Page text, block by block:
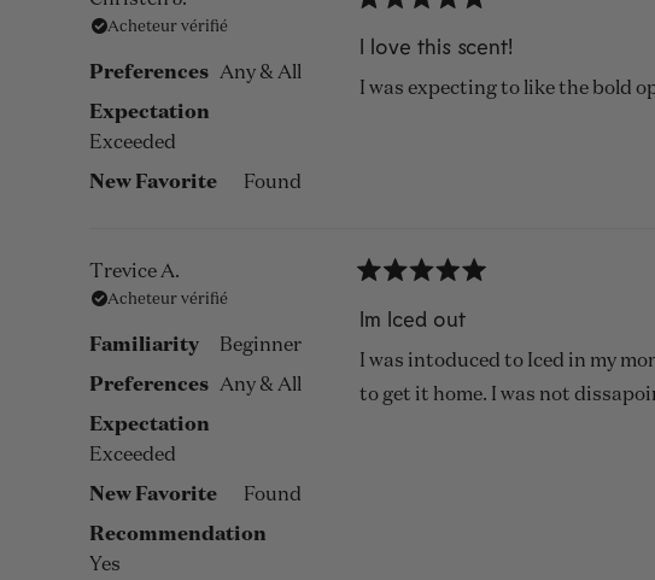
Acheteur vérifié
Preferences Any & All
Expectation
Exceeded
New Favorite Found
5
sur
5
étoiles
I love this scent!
I was expecting to like the bold
Trevice A.
Acheteur vérifié
Familiarity Beginner
Preferences Any & All
Expectation
Exceeded
New Favorite Found
Recommendation
Yes
5
sur
5
étoiles
Im Iced out
I was intoduced to Iced in my
to get it home. I was not